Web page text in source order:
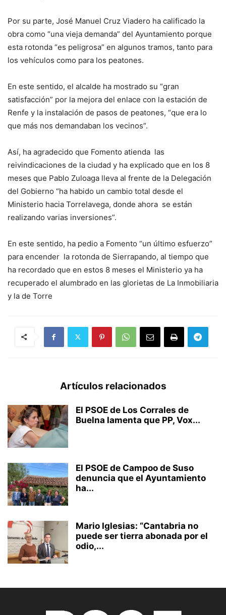
Por su parte, José Manuel Cruz Viadero ha calificado la
obra como “una vieja demanda” del Ayuntamiento porque
esta rotonda “es peligrosa” en algunos tramos, tanto para
los vehículos como para los peatones.
En este sentido, el alcalde ha mostrado su “gran
satisfacción” por la mejora del enlace con la estación de
Renfe y la instalación de pasos de peatones, “que era lo
que más nos demandaban los vecinos”.
Así, ha agradecido que Fomento atienda las
reivindicaciones de la ciudad y ha explicado que en los 8
meses que Pablo Zuloaga lleva al frente de la Delegación
del Gobierno “ha habido un cambio total desde el
Ministerio hacia Torrelavega, donde ahora se están
realizando varias inversiones”.
En este sentido, ha pedio a Fomento “un último esfuerzo”
para encender la rotonda de Sierrapando, al tiempo que
ha recordado que en estos 8 meses el Ministerio ya ha
recuperado el alumbrado en las glorietas de La Inmobiliaria
y la de Torre
Artículos relacionados
El PSOE de Los Corrales de
Buelna lamenta que PP, Vox...
El PSOE de Campoo de Suso
denuncia que el Ayuntamiento
ha...
Mario Iglesias: “Cantabria no
puede ser tierra abonada por el
odio,...